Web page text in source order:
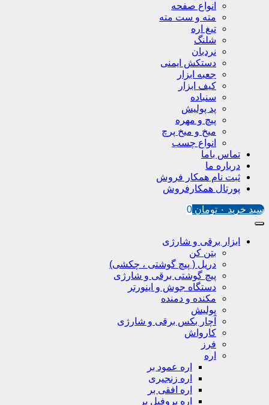
انواع صفحه
مته و ست مته
تیغ اره
شلنگ
نردبان
دستکش ایمنی
جعبه ابزار
کیف ابزار
سنباده
پد پولیش
پیچ و مهره
میخ و میخ پرچ
انواع چسب
تماس باما
درباره ما
ثبت نام همکار فروش
پورتال همکارفروش
سبد خرید ۰ تومان 0
ابزار برقی و شارژی
بتن کن
دریل ( پیچ گوشتی ، چکشی)
پیچ گوشتی برقی و شارژی
دستگاه جوش و اینورتر
مکنده و دمنده
پولیش
آچار بکس برقی و شارژی
کارواش
فرز
اره
اره عمود بر
اره زنجیری
اره افقی بر
اره پروفیل پر